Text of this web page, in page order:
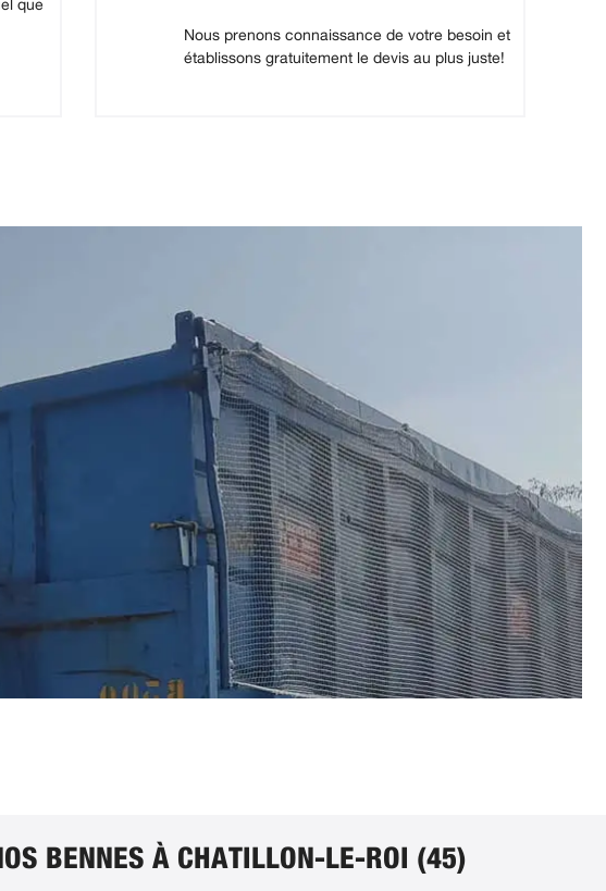
que
Nous prenons connaissance de votre besoin et
établissons gratuitement le devis au plus juste!
BENNES À CHATILLON-LE-ROI (45)